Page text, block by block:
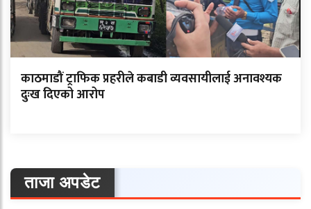
काठमाडौं ट्राफिक प्रहरीले कबाडी व्यवसायीलाई अनावश्यक
दुःख दिएको आरोप
ताजा अपडेट